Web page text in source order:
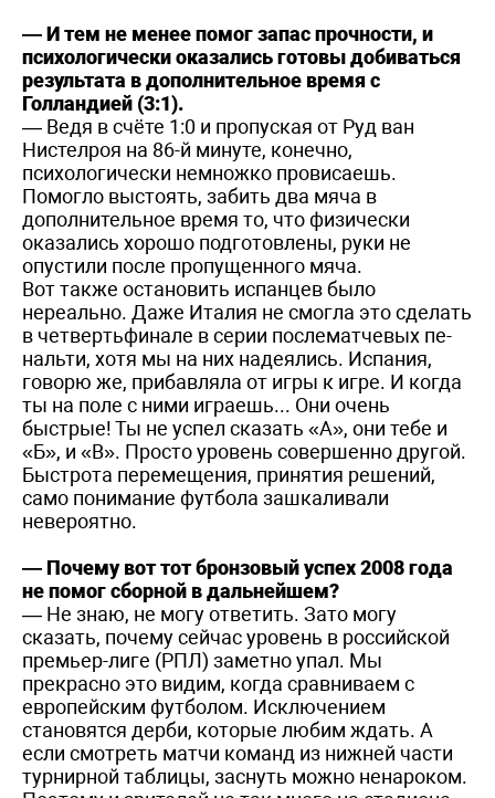
— И тем не менее помог запас прочности, и
психологически оказались готовы добиваться
результата в дополнительное время с
Голландией (3:1).
— Ведя в счёте 1:0 и пропуская от Руд ван
Нистелроя на 86-й минуте, конечно,
психологически немножко провисаешь.
Помогло выстоять, забить два мяча в
дополнительное время то, что физически
оказались хорошо подготовлены, руки не
опустили после пропущенного мяча.
Вот также остановить испанцев было
нереально. Даже Италия не смогла это сделать
в четвертьфинале в серии послематчевых пе-
нальти, хотя мы на них надеялись. Испания,
говорю же, прибавляла от игры к игре. И когда
ты на поле с ними играешь... Они очень
быстрые! Ты не успел сказать «А», они тебе и
«Б», и «В». Просто уровень совершенно другой.
Быстрота перемещения, принятия решений,
само понимание футбола зашкаливали
невероятно.
— Почему вот тот бронзовый успех 2008 года
не помог сборной в дальнейшем?
— Не знаю, не могу ответить. Зато могу
сказать, почему сейчас уровень в российской
премьер-лиге (РПЛ) заметно упал. Мы
прекрасно это видим, когда сравниваем с
европейским футболом. Исключением
становятся дерби, которые любим ждать. А
если смотреть матчи команд из нижней части
турнирной таблицы, заснуть можно ненароком.